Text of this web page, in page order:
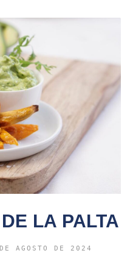
LA PALTA
AGOSTO DE 2024